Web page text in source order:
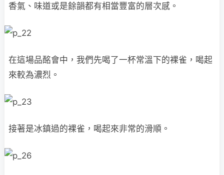
香氣、味道或是餘韻都有相當豐富的層次感。
在這場品酩會中，我們先喝了一杯常溫下的裸雀，喝起
來較為濃烈。
接著是冰鎮過的裸雀，喝起來非常的滑順。